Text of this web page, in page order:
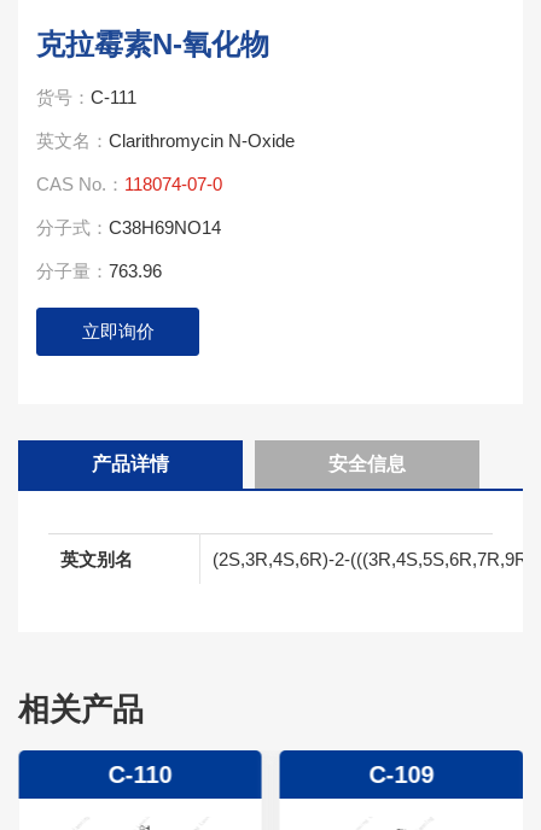
克拉霉素N-氧化物
货号： C-111
英文名： Clarithromycin N-Oxide
CAS No.： 118074-07-0
分子式： C38H69NO14
分子量： 763.96
立即询价
产品详情 安全信息
英文别名 (2S,3R,4S,6R)-2-
相关产品
C-110 C-109